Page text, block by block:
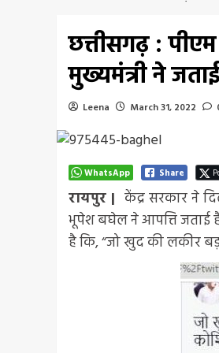
छत्तीसगढ़ :
मुख्यमंत्री ने
Leena March 31, 2022
WhatsApp Share
रायपुर | केंद्र सरकार ने
भूपेश बघेल ने आपत्ति जताई
है कि, “जो खुद की लकीर